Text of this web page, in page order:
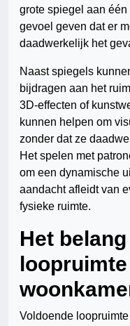
grote spiegel aan
gevoel geven dat er
daadwerkelijk het
Naast spiegels
bijdragen aan het
3D-effecten of
kunnen helpen om
zonder dat ze
Het spelen met
om een dynamische
aandacht afleidt van
fysieke ruimte.
Het
Voldoende